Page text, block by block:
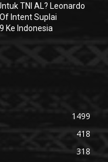
TNI AL? Leonardo
Intent Suplai
Ke Indonesia
1499
418
318